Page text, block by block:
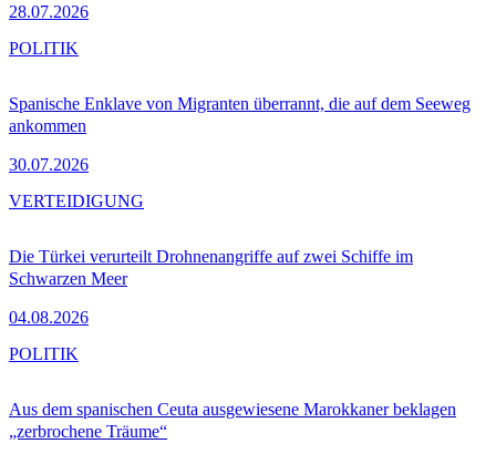
28.07.2026
Spanische Enklave von Migranten überrannt, die auf dem Seeweg
ankommen
30.07.2026
POLITIK
Die Türkei verurteilt Drohnenangriffe auf zwei Schiffe im
Schwarzen Meer
04.08.2026
VERTEIDIGUNG
Aus dem spanischen Ceuta ausgewiesene Marokkaner beklagen
„zerbrochene Träume“
POLITIK